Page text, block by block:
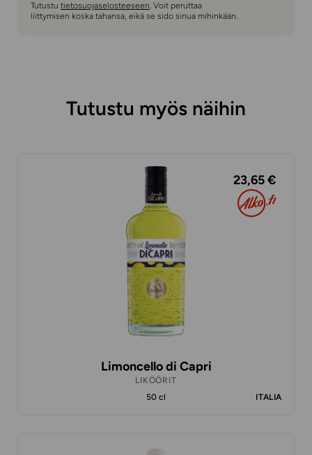
Tutustu tietosuojaselosteeseen. Voit peruttaa
liittymisen koska tahansa, eikä se sido sinua mihinkään.
Tutustu myös näihin
23,65 €
Limoncello di Capri
LIKÖÖRIT
50 cl
ITALIA